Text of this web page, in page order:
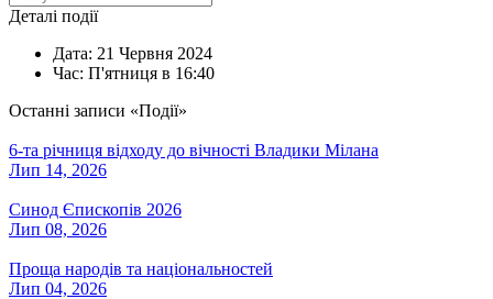
Деталі події
Дата: 21 Червня 2024
Час: П'ятниця в 16:40
Останні записи «Події»
6-та річниця відходу до вічності Владики Мілана
Лип 14, 2026
Синод Єпископів 2026
Лип 08, 2026
Проща народів та національностей
Лип 04, 2026